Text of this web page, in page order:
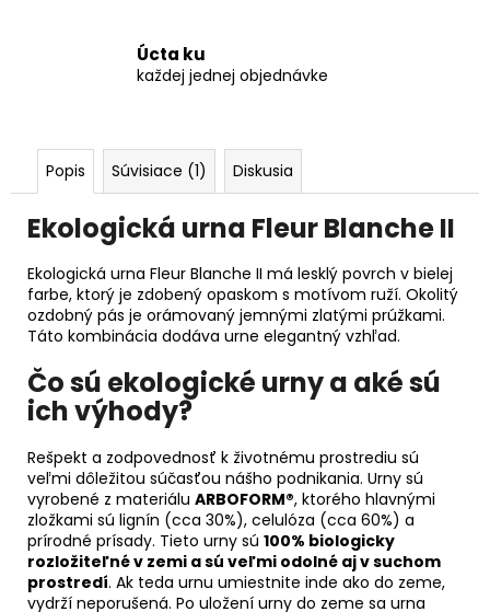
Úcta ku
každej jednej objednávke
Popis Súvisiace (1) Diskusia
Ekologická urna Fleur Blanche II
Ekologická urna Fleur Blanche II má lesklý povrch v bielej
farbe, ktorý je zdobený opaskom s motívom ruží. Okolitý
ozdobný pás je orámovaný jemnými zlatými prúžkami.
Táto kombinácia dodáva urne elegantný vzhľad.
Čo sú ekologické urny a aké sú
ich výhody?
Rešpekt a zodpovednosť k životnému prostrediu sú
veľmi dôležitou súčasťou nášho podnikania. Urny sú
vyrobené z materiálu ARBOFORM®, ktorého hlavnými
zložkami sú lignín (cca 30%), celulóza (cca 60%) a
prírodné prísady. Tieto urny sú 100% biologicky
rozložiteľné v zemi a sú veľmi odolné aj v suchom
prostredí. Ak teda urnu umiestnite inde ako do zeme,
vydrží neporušená. Po uložení urny do zeme sa urna